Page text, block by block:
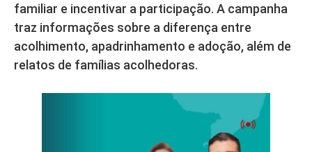
familiar e incentivar a participação. A campanha
traz informações sobre a diferença entre
acolhimento, apadrinhamento e adoção, além de
relatos de famílias acolhedoras.